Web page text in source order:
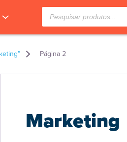
Pesquisar
produtos
Página 2
Marketing